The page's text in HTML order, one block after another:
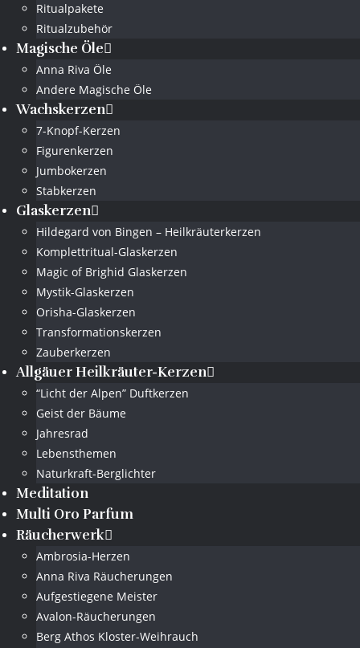
Ritualpakete
Ritualzubehör
Magische Öle
Anna Riva Öle
Andere Magische Öle
Wachskerzen
7-Knopf-Kerzen
Figurenkerzen
Jumbokerzen
Stabkerzen
Glaskerzen
Hildegard von Bingen – Heilkräuterkerzen
Komplettritual-Glaskerzen
Magic of Brighid Glaskerzen
Mystik-Glaskerzen
Orisha-Glaskerzen
Transformationskerzen
Zauberkerzen
Allgäuer Heilkräuter-Kerzen
“Licht der Alpen” Duftkerzen
Geist der Bäume
Jahresrad
Lebensthemen
Naturkraft-Berglichter
Meditation
Multi Oro Parfum
Räucherwerk
Ambrosia-Herzen
Anna Riva Räucherungen
Aufgestiegene Meister
Avalon-Räucherungen
Berg Athos Kloster-Weihrauch